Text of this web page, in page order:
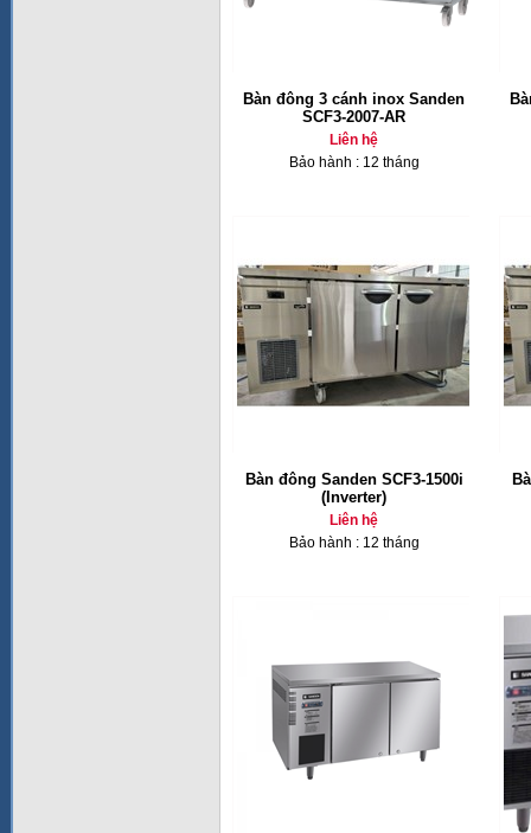
Bàn đông 3 cánh inox Sanden
SCF3-2007-AR
Liên hệ
Bảo hành : 12 tháng
Bàn đông Sanden SCF3-1500i
(Inverter)
Liên hệ
Bảo hành : 12 tháng